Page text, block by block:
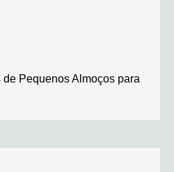
Pequenos Almoços para